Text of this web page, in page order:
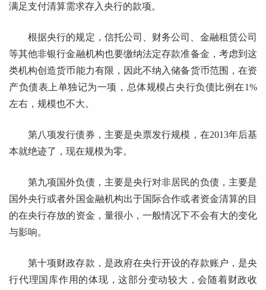
满足支付清算需求存入央行的款项。
根据央行的规定，信托公司、财务公司、金融租赁公司
等其他非银行金融机构也要缴纳法定存款准备金，考虑到这
类机构创造货币能力有限，因此不纳入储备货币范围，在资
产负债表上单独记为一项，总体规模占央行负债比例在1%
左右，规模也不大。
第八项发行债券，主要是央票发行规模，在2013年后基
本就绝迹了，现在规模为零。
第九项国外负债，主要是央行对非居民的负债，主要是
国外央行或者外国金融机构出于国际合作或者资金清算的目
的在央行存放的资金，量很小，一般情况下不会有大的变化
与影响。
第十项财政存款，是政府在央行开设的存款账户，是央
行代理国库作用的体现，这部分变动较大，会随着财政收